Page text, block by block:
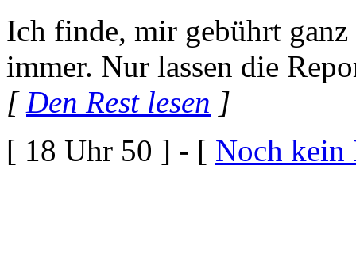
Ich finde, mir gebührt
immer. Nur lassen die
[Den Rest lesen ]
[ 18 Uhr 50 ] - [ Noch kein